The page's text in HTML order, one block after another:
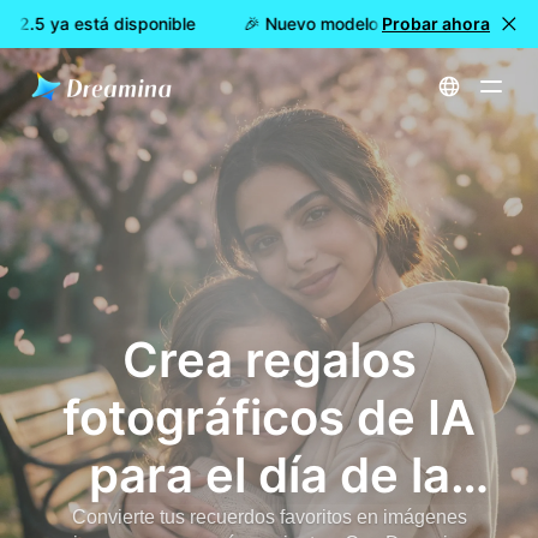
2.5 ya está disponible 🎉 Nuevo modelo DISPONIBLE:
Probar ahora
Inicio
Crea regalos
fotográficos de IA
para el día de la
Convierte tus recuerdos favoritos en imágenes